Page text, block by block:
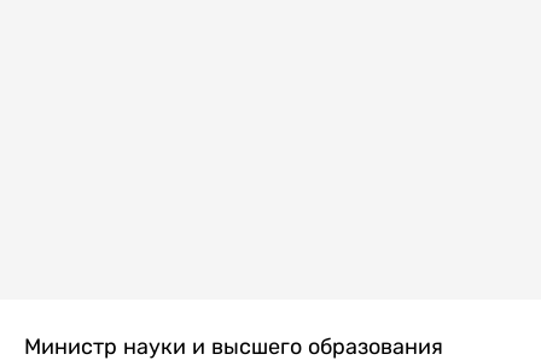
Министр науки и высшего образования